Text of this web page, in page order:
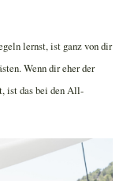
lernst, ist ganz von dir
Wenn dir eher der
ist das bei den All-